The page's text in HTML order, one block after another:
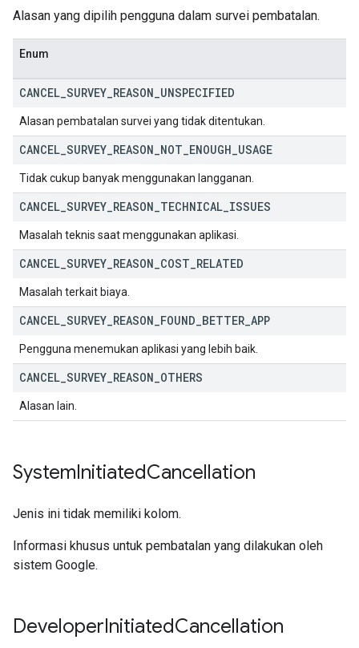
Alasan yang dipilih pengguna dalam survei pembatalan.
Enum
CANCEL SURVEY REASON UNSPECIFIED
Alasan pembatalan survei yang tidak ditentukan.
CANCEL SURVEY REASON NOT ENOUGH USAGE
Tidak cukup banyak menggunakan langganan.
CANCEL SURVEY REASON TECHNICAL ISSUES
Masalah teknis saat menggunakan aplikasi.
CANCEL SURVEY REASON COST RELATED
Masalah terkait biaya.
CANCEL SURVEY REASON FOUND BETTER APP
Pengguna menemukan aplikasi yang lebih baik.
CANCEL SURVEY REASON OTHERS
Alasan lain.
SystemInitiatedCancellation
Jenis ini tidak memiliki kolom.
Informasi khusus untuk pembatalan yang dilakukan oleh
sistem Google.
DeveloperInitiatedCancellation